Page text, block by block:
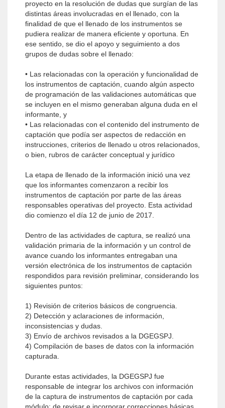
proyecto en la resolución de dudas que surgían de las
distintas áreas involucradas en el llenado, con la
finalidad de que el llenado de los instrumentos se
pudiera realizar de manera eficiente y oportuna. En
ese sentido, se dio el apoyo y seguimiento a dos
grupos de dudas sobre el llenado:
• Las relacionadas con la operación y funcionalidad de
los instrumentos de captación, cuando algún aspecto
de programación de las validaciones automáticas que
se incluyen en el mismo generaban alguna duda en el
informante, y
• Las relacionadas con el contenido del instrumento de
captación que podía ser aspectos de redacción en
instrucciones, criterios de llenado u otros relacionados,
o bien, rubros de carácter conceptual y jurídico
La etapa de llenado de la información inició una vez
que los informantes comenzaron a recibir los
instrumentos de captación por parte de las áreas
responsables operativas del proyecto. Esta actividad
dio comienzo el día 12 de junio de 2017.
Dentro de las actividades de captura, se realizó una
validación primaria de la información y un control de
avance cuando los informantes entregaban una
versión electrónica de los instrumentos de captación
respondidos para revisión preliminar, considerando los
siguientes puntos:
1) Revisión de criterios básicos de congruencia.
2) Detección y aclaraciones de información,
inconsistencias y dudas.
3) Envío de archivos revisados a la DGEGSPJ.
4) Compilación de bases de datos con la información
capturada.
Durante estas actividades, la DGEGSPJ fue
responsable de integrar los archivos con información
de la captura de instrumentos de captación por cada